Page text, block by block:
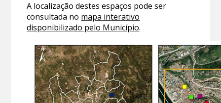
A localização destes espaços pode ser
consultada no mapa interativo
disponibilizado pelo Município.